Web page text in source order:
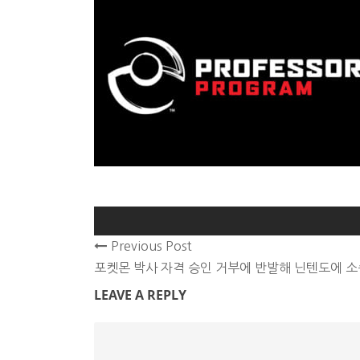
Previous Post
포켓몬 박사 자격 승인 거부에 반발해 닌텐도에
LEAVE A REPLY